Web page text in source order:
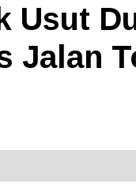
Usut
Jalan